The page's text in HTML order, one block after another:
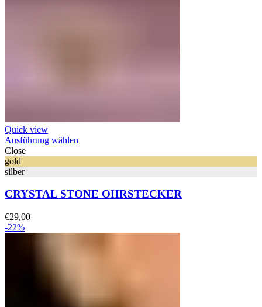
Quick view
Ausführung wählen
Close
gold
silber
CRYSTAL STONE OHRSTECKER
€29,00
-22%